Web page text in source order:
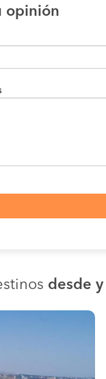
opinión
desde y